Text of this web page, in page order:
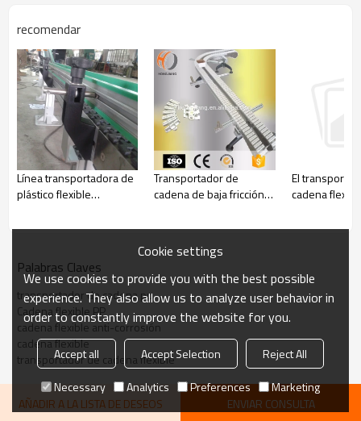
4. Requisito de material
5. Tamaño de detalle para la línea del transportador
6. Otra función especular requerida para la línea del
transportador
7. Su requisito en el motor
etc.
También puede elegir diferentes colores como desee.
Imagen del producto
Solicitud:
para batería, caja de cartón y caja
recomendar
Línea transportadora de
plástico flexible
Transportador de
cadena de baja fricción
alimentos con perlas de
El
cadena
Palabras Claves
transportador de cadena pp
Cadena flexible PP
cadena flexible anti-corrosión
cadena flexible
transportador de cadena flexible
AÑADIR A LA LISTA DE DESEOS ENVIAR CONSULTA
Cookie settings
We use cookies to provide you with the best possible
experience. They also allow us to analyze user behavior in
order to constantly improve the website for you.
Accept all Accept Selection
Reject All
Necessary
Analytics Preferences Marketing